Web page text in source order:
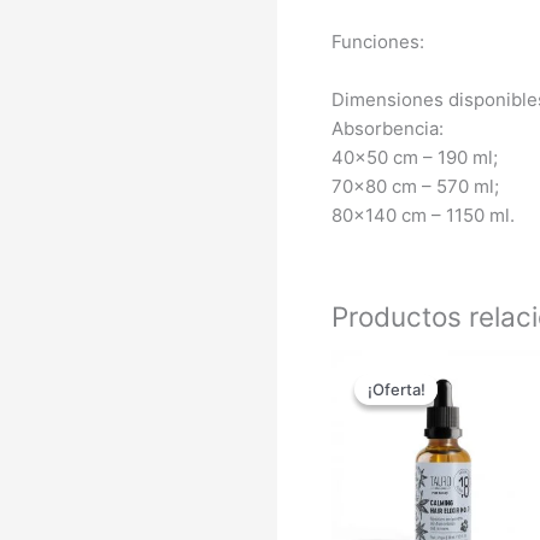
Funciones:
Dimensiones
Absorbencia:
40×50 cm – 190 ml;
70×80 cm – 570 ml;
80×140 cm – 1150 ml.
Productos
¡Oferta!
¡Oferta!
precio
original
34,95 €.28,66 €.